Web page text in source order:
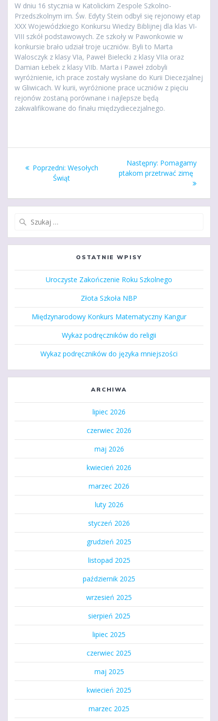
W dniu 16 stycznia w Katolickim Zespole Szkolno-
Przedszkolnym im. Św. Edyty Stein odbył się rejonowy etap
XXX Wojewódzkiego Konkursu Wiedzy Biblijnej dla klas VI-
VIII szkół podstawowych. Ze szkoły w Pawonkowie w
konkursie brało udział troje uczniów. Byli to Marta
Walosczyk z klasy VIa, Paweł Bielecki z klasy VIIa oraz
Damian Łebek z klasy VIIb. Marta i Paweł zdobyli
wyróżnienie, ich prace zostały wysłane do Kurii Diecezjalnej
w Gliwicach. W kurii, wyróżnione prace uczniów z pięciu
rejonów zostaną porównane i najlepsze będą
zakwalifikowane do finału międzydiecezjalnego.
wpisu
Poprzedni: Poprzedni
wpis:
Wesołych
Świąt
Następny: Następny
wpis:
Pomagamy
ptakom przetrwać zimę
OSTATNIE WPISY
Uroczyste Zakończenie Roku Szkolnego
Złota Szkoła NBP
Międzynarodowy Konkurs Matematyczny Kangur
Wykaz podręczników do religii
Wykaz podręczników do języka mniejszości
ARCHIWA
lipiec 2026
czerwiec 2026
maj 2026
kwiecień 2026
marzec 2026
luty 2026
styczeń 2026
grudzień 2025
listopad 2025
październik 2025
wrzesień 2025
sierpień 2025
lipiec 2025
czerwiec 2025
maj 2025
kwiecień 2025
marzec 2025